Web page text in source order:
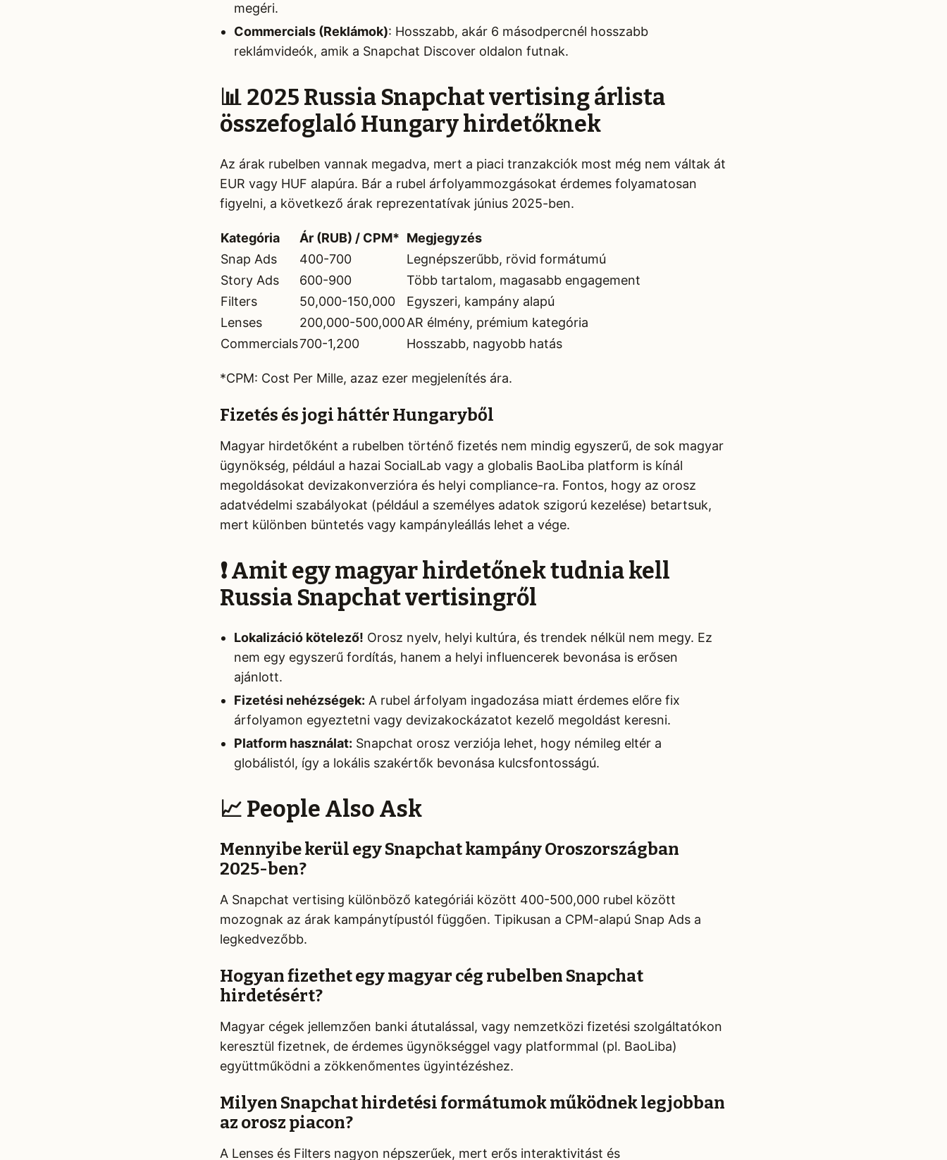
megéri.
Commercials (Reklámok): Hosszabb, akár 6 másodpercnél hosszabb
reklámvideók, amik a Snapchat Discover oldalon futnak.
📊 2025 Russia Snapchat vertising árlista
összefoglaló Hungary hirdetőknek
Az árak rubelben vannak megadva, mert a piaci tranzakciók most még nem váltak át
EUR vagy HUF alapúra. Bár a rubel árfolyammozgásokat érdemes folyamatosan
figyelni, a következő árak reprezentatívak június 2025-ben.
Kategória Ár (RUB) / CPM* Megjegyzés
Snap Ads
400-700
Legnépszerűbb, rövid formátumú
Story Ads
600-900
Több tartalom, magasabb engagement
Filters
50,000-150,000
Egyszeri, kampány alapú
Lenses
200,000-500,000AR élmény, prémium kategória
Commercials700-1,200 Hosszabb, nagyobb hatás
*CPM: Cost Per Mille, azaz ezer megjelenítés ára.
Fizetés és jogi háttér Hungaryből
Magyar hirdetőként a rubelben történő fizetés nem mindig egyszerű, de sok magyar
ügynökség, például a hazai SocialLab vagy a globalis BaoLiba platform is kínál
megoldásokat devizakonverzióra és helyi compliance-ra. Fontos, hogy az orosz
adatvédelmi szabályokat (például a személyes adatok szigorú kezelése) betartsuk,
mert különben büntetés vagy kampányleállás lehet a vége.
❗ Amit egy magyar hirdetőnek tudnia kell
Russia Snapchat vertisingről
Lokalizáció kötelező! Orosz nyelv, helyi kultúra, és trendek nélkül nem megy. Ez
nem egy egyszerű fordítás, hanem a helyi influencerek bevonása is erősen
ajánlott.
Fizetési nehézségek: A rubel árfolyam ingadozása miatt érdemes előre fix
árfolyamon egyeztetni vagy devizakockázatot kezelő megoldást keresni.
Platform használat: Snapchat orosz verziója lehet, hogy némileg eltér a
globálistól, így a lokális szakértők bevonása kulcsfontosságú.
📈 People Also Ask
Mennyibe kerül egy Snapchat kampány Oroszországban
2025-ben?
A Snapchat vertising különböző kategóriái között 400-500,000 rubel között
mozognak az árak kampánytípustól függően. Tipikusan a CPM-alapú Snap Ads a
legkedvezőbb.
Hogyan fizethet egy magyar cég rubelben Snapchat
hirdetésért?
Magyar cégek jellemzően banki átutalással, vagy nemzetközi fizetési szolgáltatókon
keresztül fizetnek, de érdemes ügynökséggel vagy platformmal (pl. BaoLiba)
együttműködni a zökkenőmentes ügyintézéshez.
Milyen Snapchat hirdetési formátumok működnek legjobban
az orosz piacon?
A Lenses és Filters nagyon népszerűek, mert erős interaktivitást és